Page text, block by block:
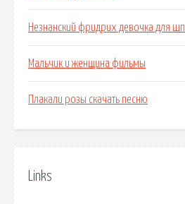
Незнанский фридрих девочка для
Мальчик и женщина фильмы
Плакали розы скачать песню
Links